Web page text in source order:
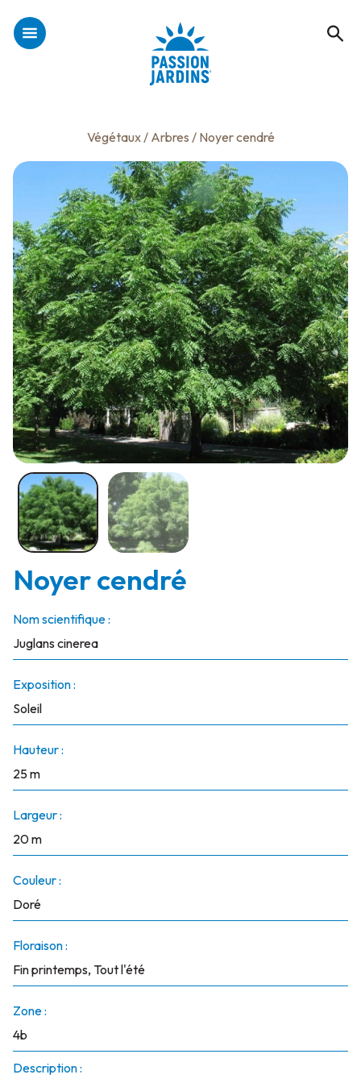
Végétaux/ Arbres / Noyer cendré
Noyer cendré
Nom scientifique :
Juglans cinerea
Exposition :
Soleil
Hauteur :
25 m
Largeur :
20 m
Couleur :
Doré
Floraison :
Fin printemps, Tout l'été
Zone :
4b
Description :